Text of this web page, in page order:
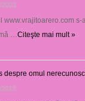
2023
www.vrajitoarero.com s-
… Citeşte mai mult »
despre omul
2023